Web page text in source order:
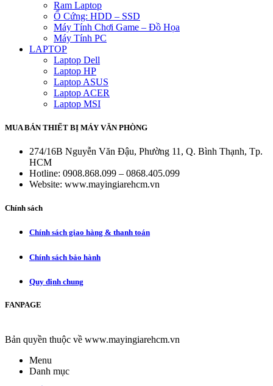
Ram Laptop
Ổ Cứng: HDD – SSD
Máy Tính Chơi Game – Đồ Họa
Máy Tính PC
LAPTOP
Laptop Dell
Laptop HP
Laptop ASUS
Laptop ACER
Laptop MSI
MUA BÁN THIẾT BỊ MÁY VĂN PHÒNG
274/16B Nguyễn Văn Đậu, Phường 11, Q. Bình Thạnh, Tp.
HCM
Hotline: 0908.868.099 – 0868.405.099
Website: www.mayingiarehcm.vn
Chính sách
Chính sách giao hàng & thanh toán
Chính sách bảo hành
Quy định chung
FANPAGE
Bản quyền thuộc về www.mayingiarehcm.vn
Menu
Danh mục